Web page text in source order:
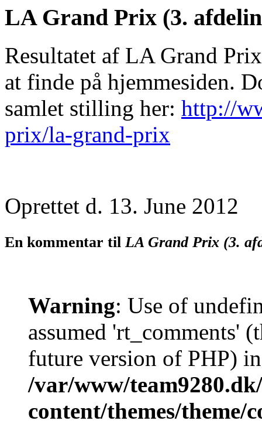
LA Grand Prix (3.
Resultatet af LA Grand
at finde på hjemmesiden.
samlet stilling her: http://
prix/la-grand-prix
Oprettet d. 13. June 2012
En kommentar tilLA Grand Prix (3.
Warning: Use of
assumed 'rt_comments'
future version of PHP) in
/var/www/
content/themes/theme/